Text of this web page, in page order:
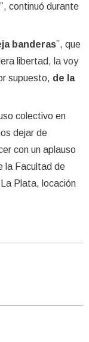
continuó durante
banderas”, que
libertad, la voy
supuesto, de la
colectivo en
dejar de
con un aplauso
la Facultad de
Plata, locación